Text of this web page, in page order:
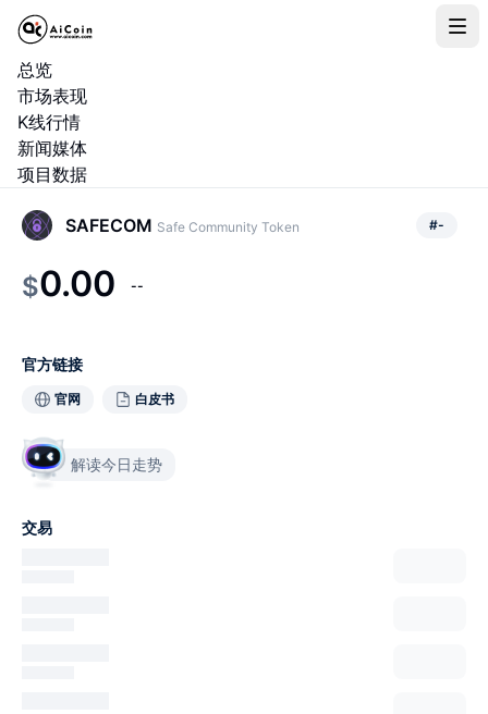
总览
市场表现
K线行情
新闻媒体
项目数据
SAFECOM Safe Community Token #-
$0.00 --
官方链接
官网 白皮书
解读今日走势
交易